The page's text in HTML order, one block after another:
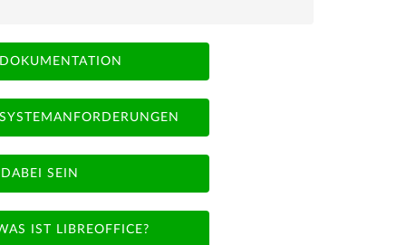
DOKUMENTATION
SYSTEMANFORDERUNGEN
DABEI SEIN
IST LIBREOFFICE?